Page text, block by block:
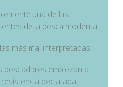
una de las
de la pesca moderna.
más mal interpretadas.
pescadores empiezan a
declarada.